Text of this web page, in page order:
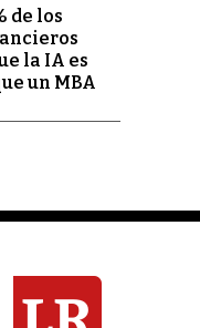
de los
la IA es
un MBA